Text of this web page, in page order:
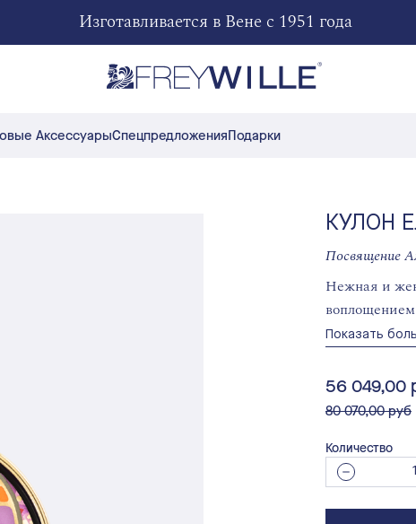
Изготавливается в Вене с 1951 года
АксессуарыСпецпредложенияПодарки
КУЛОН
Посвящение
Нежная и
Показать
56 049,00
вместо
80 070,00 руб
Количество